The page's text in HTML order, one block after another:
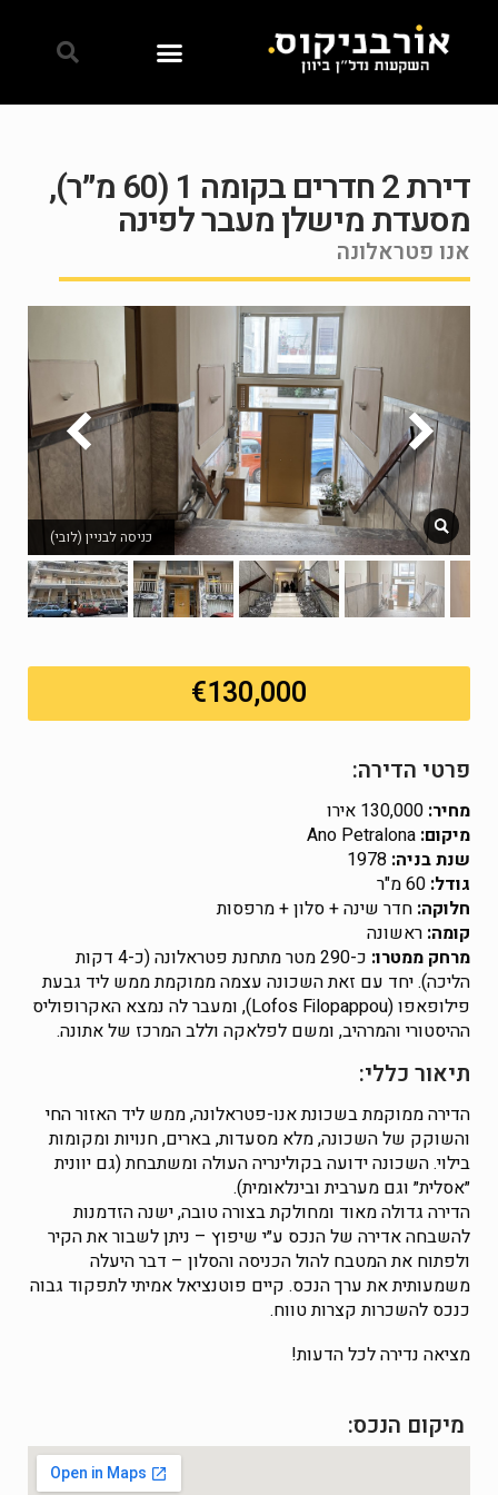
דירת 2 חדרים בקומה 1 (60 מ״ר),
מסעדת מישלן מעבר לפינה
אנו פטראלונה
כניסה לבניין (לובי)
€130,000
פרטי הדירה:
מחיר:
מיקום:
שנת בניה: 1978
גודל:
חלוקה: חדר שינה + סלון + מרפסות
קומה: ראשונה
מרחק ממטרו:
כ-290 מטר מתחנת פטראלונה (כ-4 דקות
הליכה). יחד עם זאת השכונה עצמה ממוקמת ממש ליד גבעת
פילופאפו (Lofos Filopappou), ומעבר לה נמצא האקרופוליס
ההיסטורי והמרהיב, ומשם לפלאקה וללב המרכז של אתונה.
תיאור כללי:
הדירה ממוקמת בשכונת אנו-פטראלונה, ממש ליד האזור החי
והשוקק של השכונה, מלא מסעדות, בארים, חנויות ומקומות
בילוי. השכונה ידועה בקולינריה העולה ומשתבחת (גם יוונית
״אסלית״ וגם מערבית ובינלאומית).
הדירה גדולה מאוד ומחולקת בצורה טובה, ישנה הזדמנות
להשבחה אדירה של הנכס ע״י שיפוץ – ניתן לשבור את הקיר
ולפתוח את המטבח להול הכניסה והסלון – דבר היעלה
משמעותית את ערך הנכס. קיים פוטנציאל אמיתי לתפקוד גבוה
כנכס להשכרות קצרות טווח.
מציאה נדירה לכל הדעות!
מיקום הנכס: